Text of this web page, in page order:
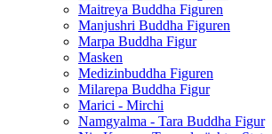
Maitreya Buddha Figuren
Manjushri Buddha Figuren
Marpa Buddha Figur
Masken
Medizinbuddha Figuren
Milarepa Buddha Figur
Marici - Mirchi
Namgyalma - Tara Buddha Figur